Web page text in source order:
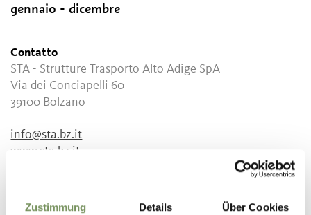
Zustimmung Details Über Cookies
gennaio - dicembre
Contatto
STA - Strutture Trasporto Alto Adige SpA
Via dei Conciapelli 60
39100 Bolzano
info@sta.bz.it
www.sta.bz.it
Periodo consigliato